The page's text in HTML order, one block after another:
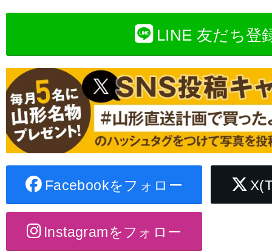
LINE 友だち登
Facebookをフォロー
Instagramをフォロー